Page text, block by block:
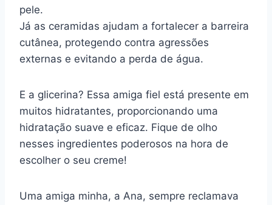
pele.
Já as ceramidas ajudam a fortalecer a barreira
cutânea, protegendo contra agressões
externas e evitando a perda de água.
E a glicerina? Essa amiga fiel está presente em
muitos hidratantes, proporcionando uma
hidratação suave e eficaz. Fique de olho
nesses ingredientes poderosos na hora de
escolher o seu creme!
Uma amiga minha, a Ana, sempre reclamava